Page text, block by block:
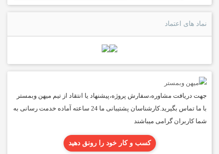
نماد های اعتماد
جهت دریافت مشاوره،سفارش پروژه،پیشنهاد یا انتقاد از تیم میهن وبمستر
با ما تماس بگیرید.کارشناسان پشتیبانی ما 24 ساعته آماده خدمت رسانی به
شما کاربران گرامی میباشند
کسب و کار خود را رونق دهید